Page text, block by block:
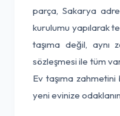
parça, Sakarya
kurulumu yapılarak
taşıma değil, aynı
sözleşmesi ile tüm
Ev taşıma
yeni evinize